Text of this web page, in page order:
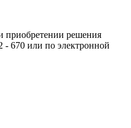
приобретении решения
- 670 или по электронной